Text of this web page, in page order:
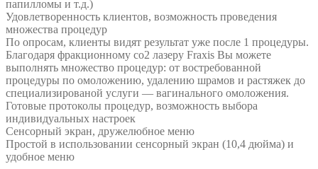
папилломы и т.д.)
Удовлетворенность клиентов, возможность проведения
множества процедур
По опросам, клиенты видят результат уже после 1 процедуры.
Благодаря фракционному co2 лазеру Fraxis Вы можете
выполнять множество процедур: от востребованной
процедуры по омоложению, удалению шрамов и растяжек до
специализированой услуги — вагинального омоложения.
Готовые протоколы процедур, возможность выбора
индивидуальных настроек
Сенсорный экран, дружелюбное меню
Простой в использовании сенсорный экран (10,4 дюйма) и
удобное меню